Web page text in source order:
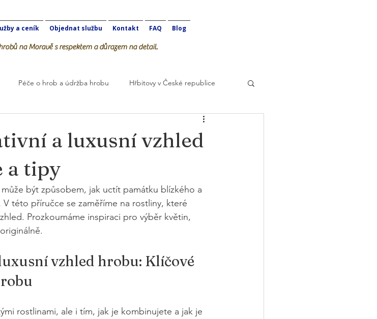
a ceník Objednat službu Kontakt FAQ Blog
na Moravě s respektem a důrazem na detail.
Péče o hrob a údržba hrobu Hřbitovy v České republice
a luxusní vzhled
a tipy
být způsobem, jak uctít památku blízkého a
této příručce se zaměříme na rostliny, které
Prozkoumáme inspiraci pro výběr květin,
vzhled hrobu: Klíčové
rostlinami, ale i tím, jak je kombinujete a jak je